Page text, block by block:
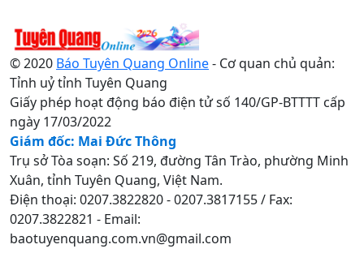
© 2020 Báo Tuyên Quang Online- Cơ quan chủ quản:
Tỉnh uỷ tỉnh Tuyên Quang
Giấy phép hoạt động báo điện tử số 140/GP-BTTTT cấp
ngày 17/03/2022
Giám đốc: Mai Đức Thông
Trụ sở Tòa soạn: Số 219, đường Tân Trào, phường Minh
Xuân, tỉnh Tuyên Quang, Việt Nam.
Điện thoại: 0207.3822820 - 0207.3817155 / Fax:
0207.3822821 - Email:
baotuyenquang.com.vn@gmail.com